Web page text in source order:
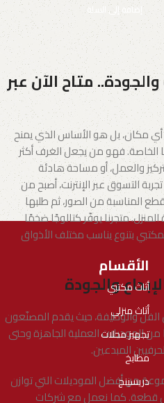
إضافة إلى السلة
متاح الآن عبر
مكان، بل هو الأساس الذي يمنح
فهو من يجعل الغرف أكثر
والعمل، أو مساحة هادئة
التسوق عبر الإنترنت، أصبح من
المناسبة من الصور، ثم طلبها
متجرنا يوفّر كتالوجًا ضخمًا
بتنوع يناسب مختلف الأذواق
والجودة
الفن والوظيفة، حيث يقدم المصنّعون
من الموديلات العملية الجاهزة وحتى
المبدعين.
من أفضل الموديلات التي توازن
كل قطعة. كما نعمل مع شركات
الأقسام
أثاث مكتبي
أثاث منزلي
تجهيز محلات
مطابخ
دريسينج